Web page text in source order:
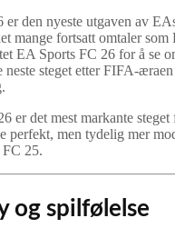
er den nyeste utgaven av
mange fortsatt omtaler
EA Sports FC 26 for å se
neste steget etter FIFA-
er det mest markante steget
perfekt, men tydelig mer
FC 25.
og spilfølelse